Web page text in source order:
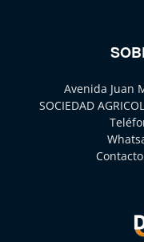
Avenida Juan
SOCIEDAD